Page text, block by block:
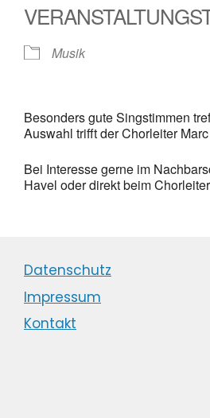
Musik
Besonders gute Singstimmen
Auswahl trifft der Chorleiter
Bei Interesse gerne im
Havel oder direkt beim
Datenschutz
Impressum
Kontakt